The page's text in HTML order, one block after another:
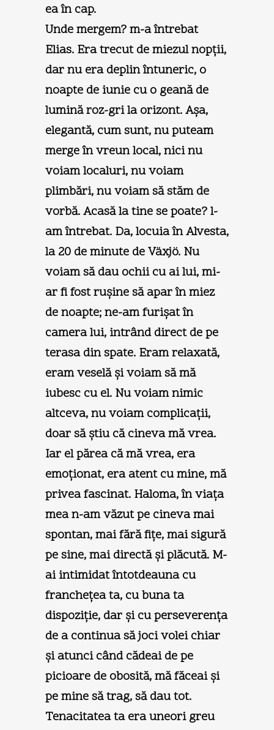
ea în cap.
Unde mergem? m-a întrebat
Elias. Era trecut de miezul nopţii,
dar nu era deplin întuneric, o
noapte de iunie cu o geană de
lumină roz-gri la orizont. Aşa,
elegantă, cum sunt, nu puteam
merge în vreun local, nici nu
voiam localuri, nu voiam
plimbări, nu voiam să stăm de
vorbă. Acasă la tine se poate? l-
am întrebat. Da, locuia în Alvesta,
la 20 de minute de Växjö. Nu
voiam să dau ochii cu ai lui, mi-
ar fi fost ruşine să apar în miez
de noapte; ne-am furişat în
camera lui, intrând direct de pe
terasa din spate. Eram relaxată,
eram veselă şi voiam să mă
iubesc cu el. Nu voiam nimic
altceva, nu voiam complicaţii,
doar să ştiu că cineva mă vrea.
Iar el părea că mă vrea, era
emoţionat, era atent cu mine, mă
privea fascinat. Haloma, în viaţa
mea n-am văzut pe cineva mai
spontan, mai fără fiţe, mai sigură
pe sine, mai directă şi plăcută. M-
ai intimidat întotdeauna cu
francheţea ta, cu buna ta
dispoziţie, dar şi cu perseverenţa
de a continua să joci volei chiar
şi atunci când cădeai de pe
picioare de obosită, mă făceai şi
pe mine să trag, să dau tot.
Tenacitatea ta era uneori greu